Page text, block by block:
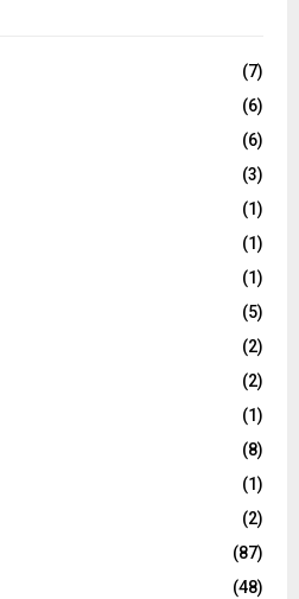
(7)
(6)
(6)
(3)
(1)
(1)
(1)
(5)
(2)
(2)
(1)
(8)
(1)
(2)
(87)
(48)